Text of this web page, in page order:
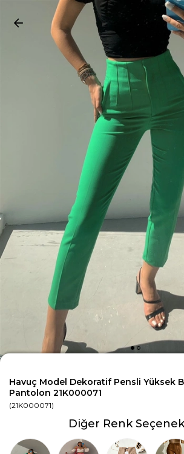
Havuç Model Dekoratif Pensli Yüksek
Pantolon 21K000071
(21K000071)
Diğer Renk